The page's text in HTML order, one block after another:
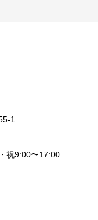
1
祝9:00〜17:00